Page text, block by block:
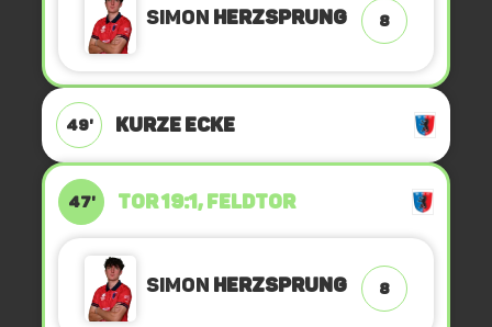
Simon Herzsprung 8
49' KURZE ECKE
47' TOR 19:1, FELDTOR
Simon Herzsprung 8